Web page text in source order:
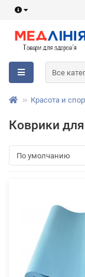
Все
Красота и
Коврики